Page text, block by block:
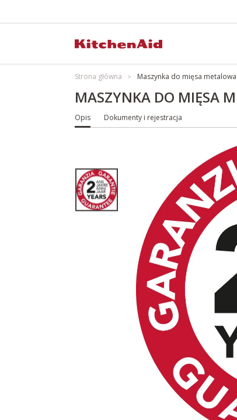
Strona główna Maszynka do mięsa metalowa
MASZYNKA DO MIĘSA
Opis Dokumenty i rejestracja